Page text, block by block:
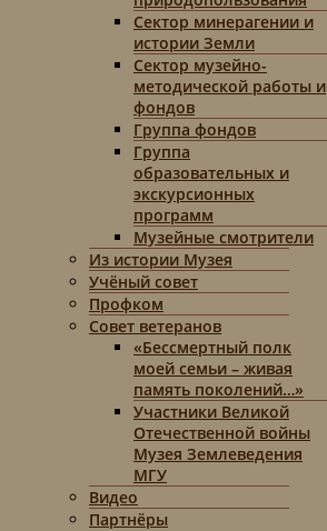
Сектор минерагении и
истории Земли
Сектор музейно-
методической работы и
фондов
Группа фондов
Группа
образовательных и
экскурсионных
программ
Музейные смотрители
Из истории Музея
Учёный совет
Профком
Совет ветеранов
«Бессмертный полк
моей семьи – живая
память поколений…»
Участники Великой
Отечественной войны
Музея Землеведения
МГУ
Видео
Партнёры